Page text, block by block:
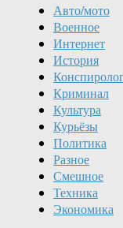
Авто/мото
Военное
Интернет
История
Криминал
Культура
Курьёзы
Политика
Разное
Смешное
Техника
Экономика